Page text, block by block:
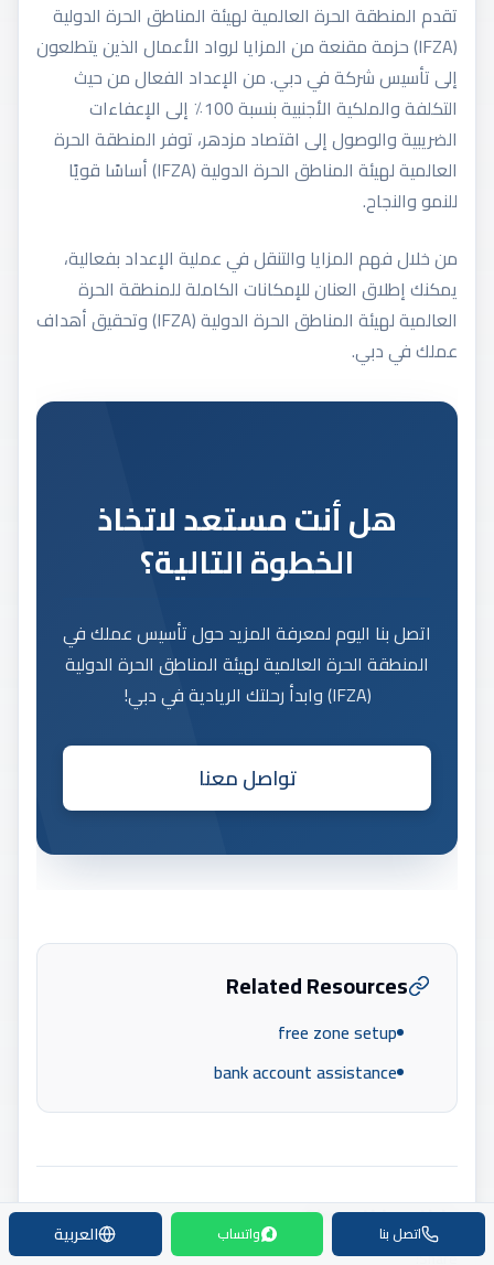
تقدم المنطقة الحرة العالمية لهيئة المناطق الحرة الدولية
(IFZA) حزمة مقنعة من المزايا لرواد الأعمال الذين يتطلعون
إلى تأسيس شركة في دبي. من الإعداد الفعال من حيث
التكلفة والملكية الأجنبية بنسبة 100٪ إلى الإعفاءات
الضريبية والوصول إلى اقتصاد مزدهر، توفر المنطقة الحرة
العالمية لهيئة المناطق الحرة الدولية (IFZA) أساسًا قويًا
للنمو والنجاح.
من خلال فهم المزايا والتنقل في عملية الإعداد بفعالية،
يمكنك إطلاق العنان للإمكانات الكاملة للمنطقة الحرة
العالمية لهيئة المناطق الحرة الدولية (IFZA) وتحقيق أهداف
عملك في دبي.
هل أنت مستعد لاتخاذ
الخطوة التالية؟
اتصل بنا اليوم لمعرفة المزيد حول تأسيس عملك في
المنطقة الحرة العالمية لهيئة المناطق الحرة الدولية
(IFZA) وابدأ رحلتك الريادية في دبي!
تواصل معنا
Related Resources
free zone setup
bank account assistance
Share this article
Share:
اتصل بنا واتساب العربية